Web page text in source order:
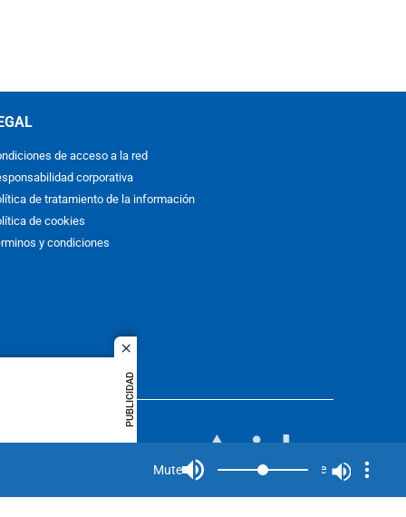
close
PUBLICIDAD
de acceso a la red
corporativa
de tratamiento de la información
de cookies
y condiciones
idioma
Mute
Mute